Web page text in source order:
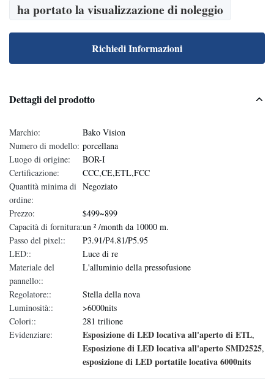
ha portato la visualizzazione di noleggio
Richiedi Informazioni
Dettagli del prodotto
Marchio:
Bako Vision
Numero di modello: porcellana
Luogo di origine:
BOR-I
Certificazione:
CCC,CE,ETL,FCC
Quantità minima di
ordine:
Negoziato
Prezzo:
$499~899
Capacità di fornitura:un ² /month da 10000 m.
Passo del pixel::
P3.91/P4.81/P5.95
LED::
Luce di re
Materiale del
pannello::
L'alluminio della pressofusione
Regolatore::
Stella della nova
Luminosità::
>6000nits
Colori::
281 trilione
Evidenziare:
Esposizione di LED locativa all'aperto di ETL,
Esposizione di LED locativa all'aperto SMD2525,
esposizione di LED portatile locativa 6000nits